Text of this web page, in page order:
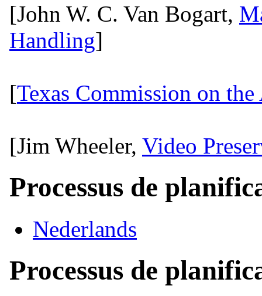
[John W. C. Van Bogart,
Handling]
[Texas Commission on
[Jim Wheeler, Video
Processus de
Nederlands
Processus de